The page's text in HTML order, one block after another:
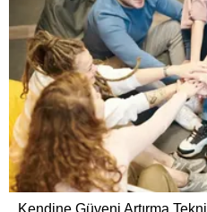
Kendine Güveni Artırma